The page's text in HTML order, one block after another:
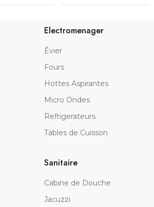
Electromenager
Évier
Fours
Hottes Aspirantes
Micro Ondes
Refrigerateurs
Tables de Cuisson
Sanitaire
Cabine de Douche
Jacuzzi